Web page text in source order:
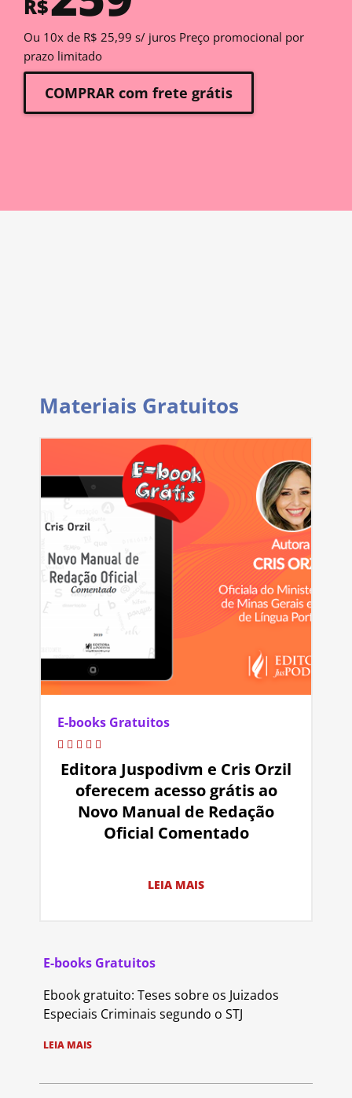
R$
Ou 10x de R$ 25,99 s/ juros Preço promocional por
prazo limitado
COMPRAR com frete grátis
Materiais Gratuitos
E-books Gratuitos
Editora Juspodivm e Cris Orzil
oferecem acesso grátis ao
Novo Manual de Redação
Oficial Comentado
LEIA MAIS
E-books Gratuitos
Ebook gratuito: Teses sobre os Juizados
Especiais Criminais segundo o STJ
LEIA MAIS